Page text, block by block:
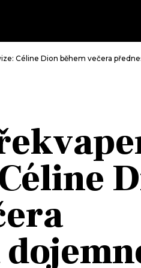
Céline Dion během večera